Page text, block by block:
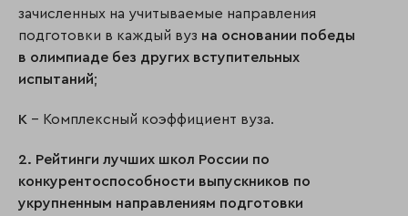
зачисленных на учитываемые направления
подготовки в каждый вуз на основании победы
в олимпиаде без других вступительных
испытаний;
K – Комплексный коэффициент вуза.
2. Рейтинги лучших школ России по
конкурентоспособности выпускников по
укрупненным направлениям подготовки